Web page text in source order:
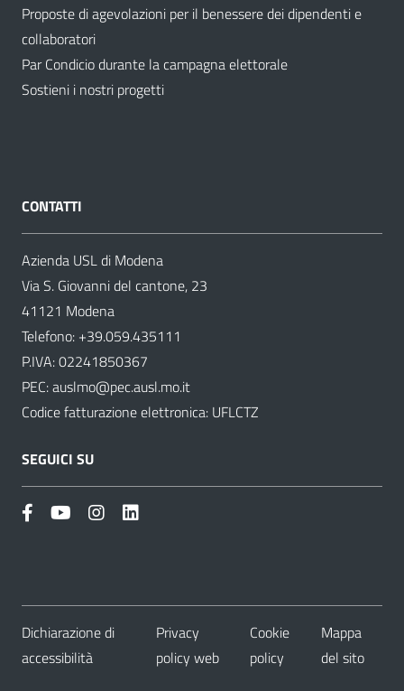
Proposte di agevolazioni per il benessere dei dipendenti e
collaboratori
Par Condicio durante la campagna elettorale
Sostieni i nostri progetti
CONTATTI
Azienda USL di Modena
Via S. Giovanni del cantone, 23
41121 Modena
Telefono: +39.059.435111
P.IVA: 02241850367
PEC:auslmo@pec.ausl.mo.it
Codice fatturazione elettronica: UFLCTZ
SEGUICI SU
Dichiarazione di
accessibilità
Privacy
policy web
Cookie
policy
Mappa
del sito